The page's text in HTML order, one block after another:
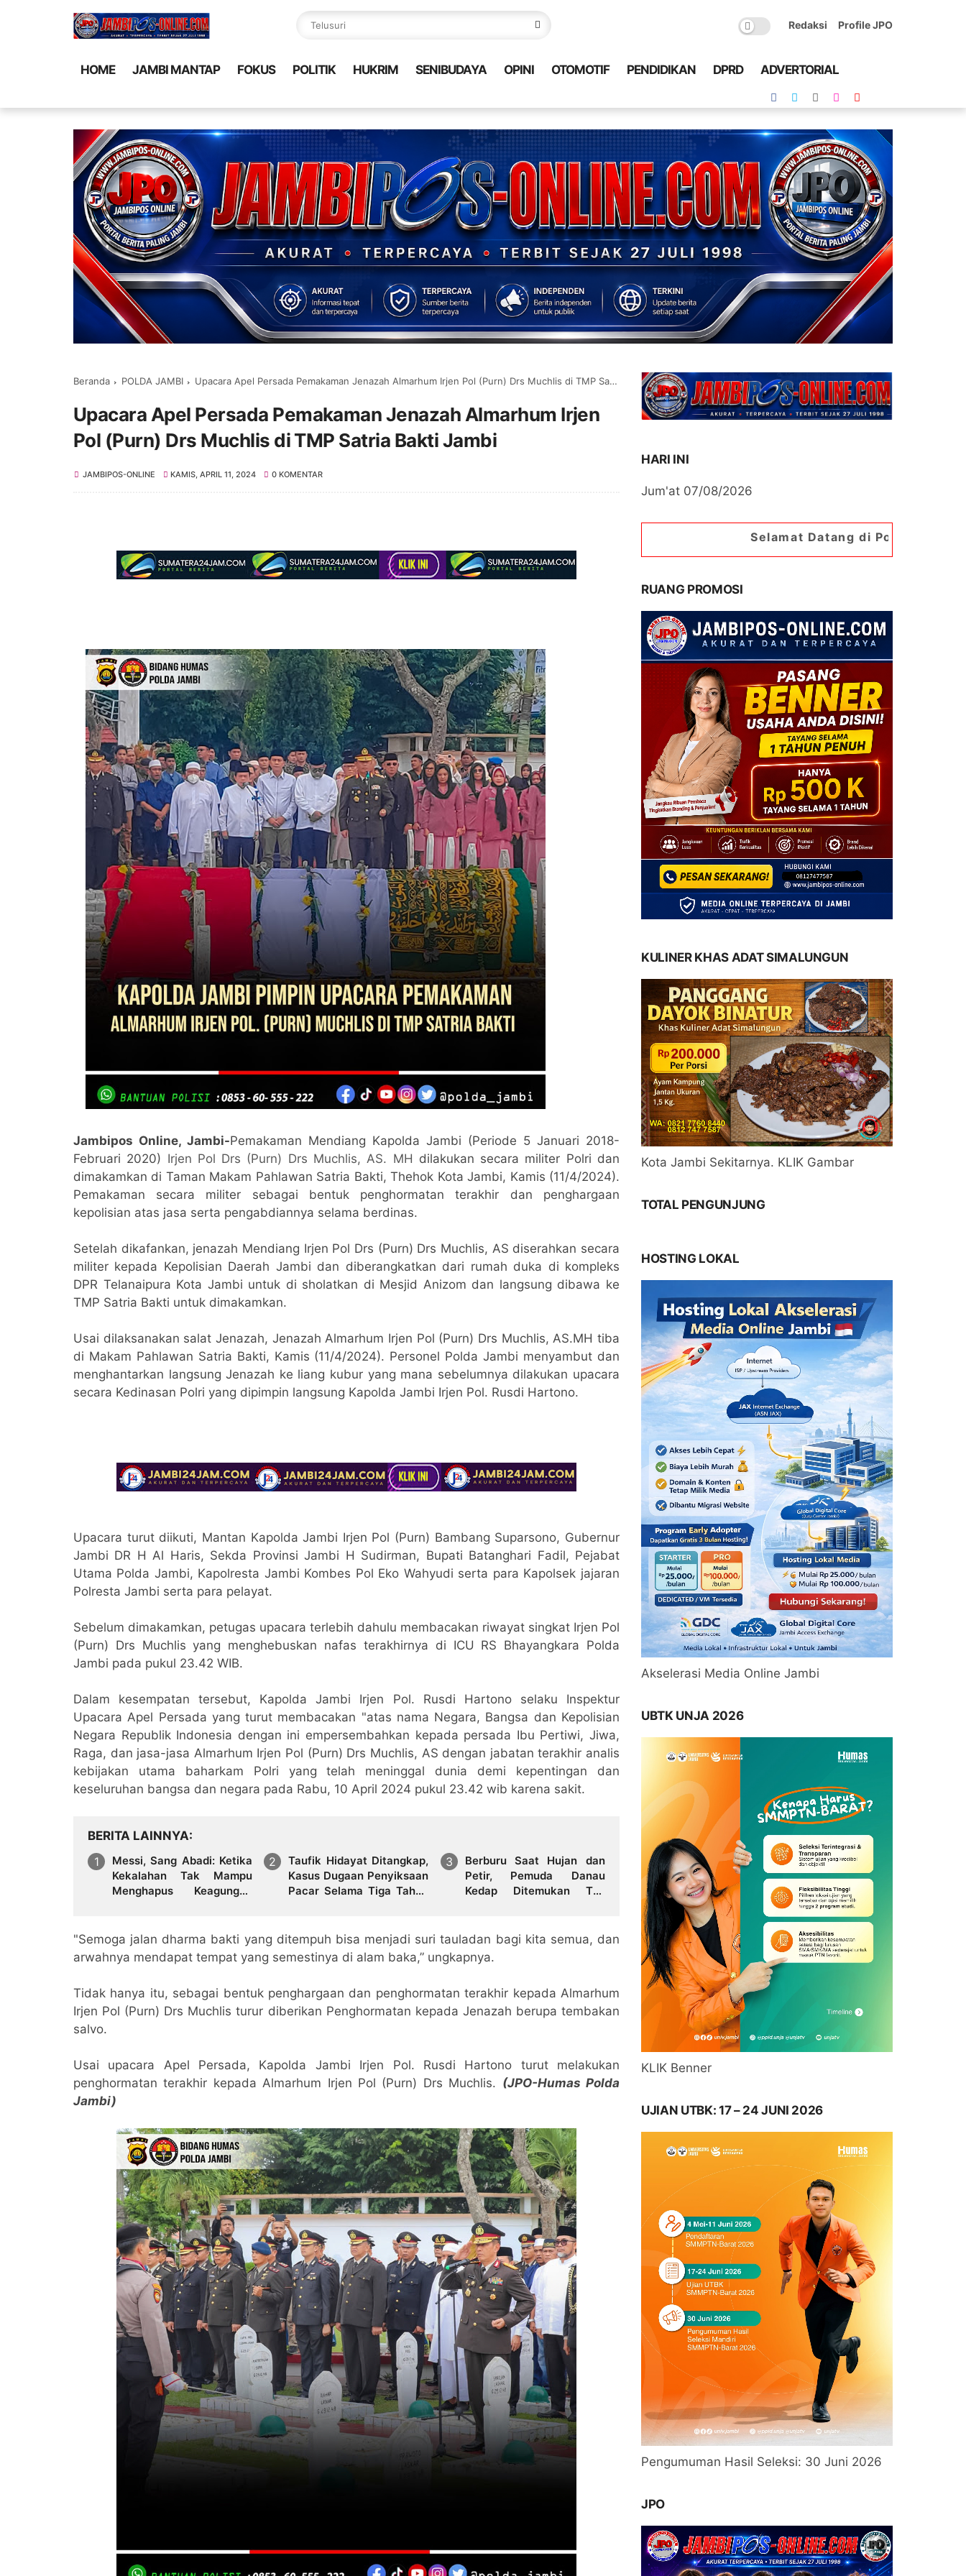
Redaksi Profile JPO
HOME JAMBI MANTAP FOKUS POLITIK HUKRIM SENIBUDAYA OPINI OTOMOTIF PENDIDIKAN DPRD ADVERTORIAL
Beranda POLDA JAMBI Upacara Apel Persada Pemakaman Jenazah Almarhum Irjen Pol (Purn) Drs Muchlis di TMP Satria Bakti Jambi
Upacara Apel Persada Pemakaman Jenazah Almarhum Irjen
Pol (Purn) Drs Muchlis di TMP Satria Bakti Jambi
JAMBIPOS-ONLINE KAMIS, APRIL 11, 2024 0 KOMENTAR
Jambipos Online, Jambi-Pemakaman Mendiang Kapolda Jambi (Periode 5 Januari 2018-
Februari 2020) Irjen Pol Drs (Purn) Drs Muchlis, AS. MH dilakukan secara militer Polri dan
dimakamkan di Taman Makam Pahlawan Satria Bakti, Thehok Kota Jambi, Kamis (11/4/2024).
Pemakaman secara militer sebagai bentuk penghormatan terakhir dan penghargaan
kepolisian atas jasa serta pengabdiannya selama berdinas.
Setelah dikafankan, jenazah Mendiang Irjen Pol Drs (Purn) Drs Muchlis, AS diserahkan secara
militer kepada Kepolisian Daerah Jambi dan diberangkatkan dari rumah duka di kompleks
DPR Telanaipura Kota Jambi untuk di sholatkan di Mesjid Anizom dan langsung dibawa ke
TMP Satria Bakti untuk dimakamkan.
Usai dilaksanakan salat Jenazah, Jenazah Almarhum Irjen Pol (Purn) Drs Muchlis, AS.MH tiba
di Makam Pahlawan Satria Bakti, Kamis (11/4/2024). Personel Polda Jambi menyambut dan
menghantarkan langsung Jenazah ke liang kubur yang mana sebelumnya dilakukan upacara
secara Kedinasan Polri yang dipimpin langsung Kapolda Jambi Irjen Pol. Rusdi Hartono.
Upacara turut diikuti, Mantan Kapolda Jambi Irjen Pol (Purn) Bambang Suparsono, Gubernur
Jambi DR H Al Haris, Sekda Provinsi Jambi H Sudirman, Bupati Batanghari Fadil, Pejabat
Utama Polda Jambi, Kapolresta Jambi Kombes Pol Eko Wahyudi serta para Kapolsek jajaran
Polresta Jambi serta para pelayat.
Sebelum dimakamkan, petugas upacara terlebih dahulu membacakan riwayat singkat Irjen Pol
(Purn) Drs Muchlis yang menghebuskan nafas terakhirnya di ICU RS Bhayangkara Polda
Jambi pada pukul 23.42 WIB.
Dalam kesempatan tersebut, Kapolda Jambi Irjen Pol. Rusdi Hartono selaku Inspektur
Upacara Apel Persada yang turut membacakan "atas nama Negara, Bangsa dan Kepolisian
Negara Republik Indonesia dengan ini empersembahkan kepada persada Ibu Pertiwi, Jiwa,
Raga, dan jasa-jasa Almarhum Irjen Pol (Purn) Drs Muchlis, AS dengan jabatan terakhir analis
kebijakan utama baharkam Polri yang telah meninggal dunia demi kepentingan dan
keseluruhan bangsa dan negara pada Rabu, 10 April 2024 pukul 23.42 wib karena sakit.
BERITA LAINNYA
Messi, Sang Abadi: Ketika
Kekalahan Tak Mampu
Menghapus Keagungan
Taufik Hidayat Ditangkap,
Kasus Dugaan Penyiksaan
Pacar Selama Tiga Tahun
Berburu Saat Hujan dan
Petir, Pemuda Danau
Kedap Ditemukan Tak
"Semoga jalan dharma bakti yang ditempuh bisa menjadi suri tauladan bagi kita semua, dan
arwahnya mendapat tempat yang semestinya di alam baka,” ungkapnya.
Tidak hanya itu, sebagai bentuk penghargaan dan penghormatan terakhir kepada Almarhum
Irjen Pol (Purn) Drs Muchlis turur diberikan Penghormatan kepada Jenazah berupa tembakan
salvo.
Usai upacara Apel Persada, Kapolda Jambi Irjen Pol. Rusdi Hartono turut melakukan
penghormatan terakhir kepada Almarhum Irjen Pol (Purn) Drs Muchlis. (JPO-Humas Polda
Jambi)
HARI INI
Jum'at 07/08/2026
Selamat Datang di Portal Berita Jambipos
RUANG PROMOSI
KULINER KHAS ADAT SIMALUNGUN
Kota Jambi Sekitarnya. KLIK Gambar
TOTAL PENGUNJUNG
HOSTING LOKAL
Akselerasi Media Online Jambi
UBTK UNJA 2026
KLIK Benner
UJIAN UTBK: 17 – 24 JUNI 2026
Pengumuman Hasil Seleksi: 30 Juni 2026
JPO